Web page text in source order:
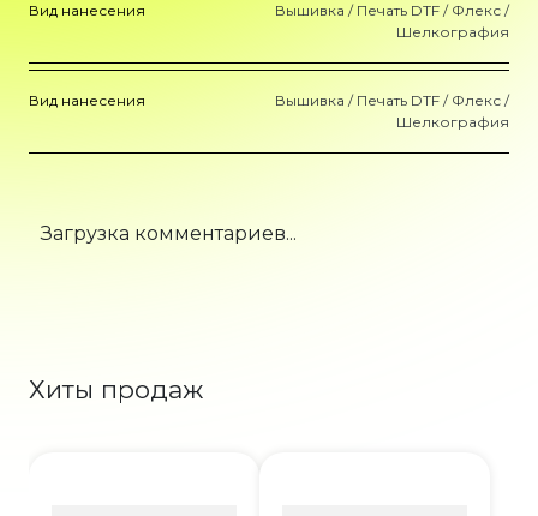
Вид нанесения
Вышивка / Печать DTF / Флекс /
Шелкография
Вид нанесения
Вышивка / Печать DTF / Флекс /
Шелкография
Загрузка комментариев...
Хиты продаж